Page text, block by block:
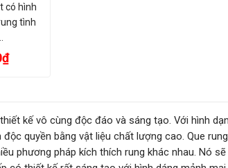
có hình
tình
₫
kế vô cùng độc đáo và sáng tạo. Với hình
quyền bằng vật liệu chất lượng cao. Que
phương pháp kích thích rung khác nhau. Nó